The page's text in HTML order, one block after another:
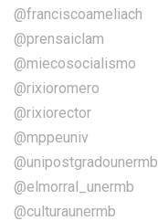
@franciscoameliach
@prensaiclam
@miecosocialismo
@rixioromero
@rixiorector
@mppeuniv
@unipostgradounermb
@elmorral_unermb
@culturaunermb